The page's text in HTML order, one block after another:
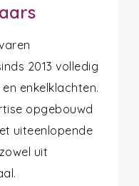
2013 volledig
enkelklachten.
opgebouwd
uiteenlopende
uit